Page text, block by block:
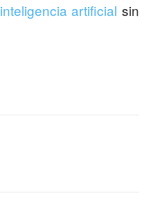
inteligencia artificial sin